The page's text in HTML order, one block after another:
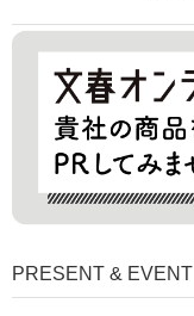
PRESENT & EVENT